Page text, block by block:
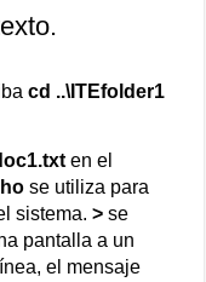
cd ..\ITEfolder1
en el
se utiliza para
sistema.> se
pantalla a un
el mensaje